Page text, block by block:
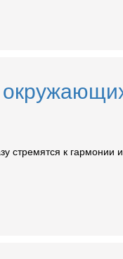
стремятся к